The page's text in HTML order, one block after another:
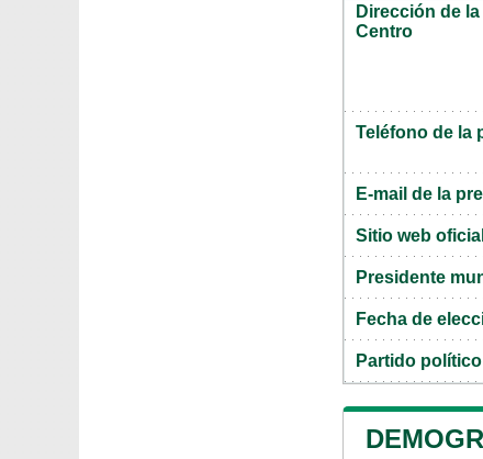
Dirección de
Centro
Teléfono de la
E-mail de la
Sitio web
Presidente
Fecha de
Partido político